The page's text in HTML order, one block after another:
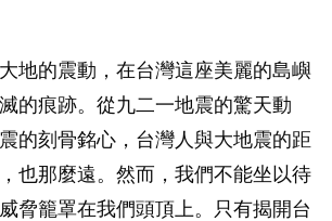
地的震動，在台灣這座美麗的島嶼
的痕跡。從九二一地震的驚天動
的刻骨銘心，台灣人與大地震的距
也那麼遠。然而，我們不能坐以待
脅籠罩在我們頭頂上。只有揭開台